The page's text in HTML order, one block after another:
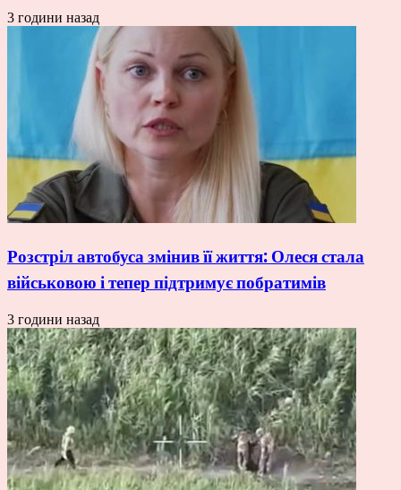
3 години назад
Розстріл автобуса змінив її життя: Олеся стала
військовою і тепер підтримує побратимів
3 години назад